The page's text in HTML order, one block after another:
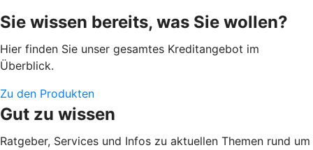
Sie wissen bereits, was Sie wollen?
Hier finden Sie unser gesamtes Kreditangebot im
Überblick.
Zu den Produkten
Gut zu wissen
Ratgeber, Services und Infos zu aktuellen Themen rund um